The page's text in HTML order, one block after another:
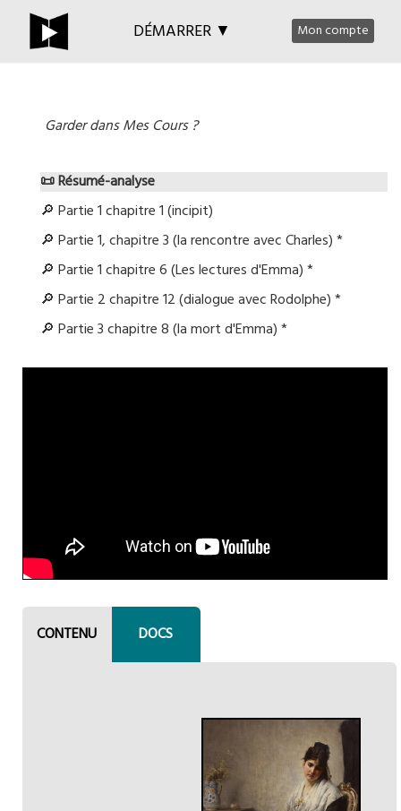
DÉMARRER ▼ Mon compte
Garder dans Mes Cours ?
📜 Résumé-analyse
🔎 Partie 1 chapitre 1 (incipit)
🔎 Partie 1, chapitre 3 (la rencontre avec Charles) *
🔎 Partie 1 chapitre 6 (Les lectures d'Emma) *
🔎 Partie 2 chapitre 12 (dialogue avec Rodolphe) *
🔎 Partie 3 chapitre 8 (la mort d'Emma) *
CONTENU DOCS